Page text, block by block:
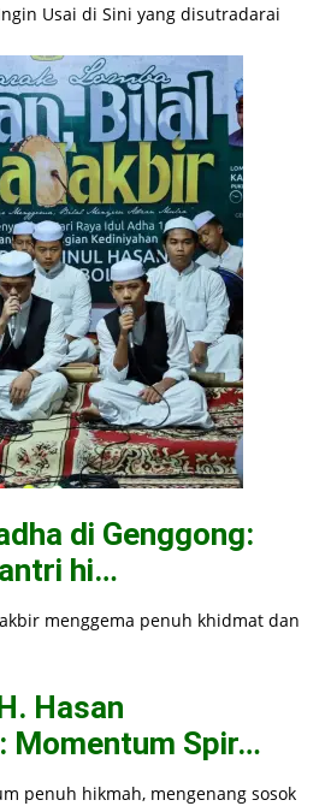
Usai di Sini yang disutradarai
di Genggong:
hi…
menggema penuh khidmat dan
Hasan
Momentum Spir…
penuh hikmah, mengenang sosok